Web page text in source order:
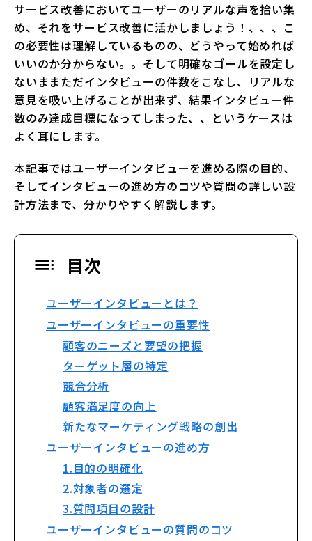
サービス改善においてユーザーのリアルな声を拾い集
め、それをサービス改善に活かしましょう！、、、こ
の必要性は理解しているものの、どうやって始めれば
いいのか分からない。。そして明確なゴールを設定し
ないままただインタビューの件数をこなし、リアルな
意見を吸い上げることが出来ず、結果インタビュー件
数のみ達成目標になってしまった、、というケースは
よく耳にします。
本記事ではユーザーインタビューを進める際の目的、
そしてインタビューの進め方のコツや質問の詳しい設
計方法まで、分かりやすく解説します。
目次
ユーザーインタビューとは？
ユーザーインタビューの重要性
顧客のニーズと要望の把握
ターゲット層の特定
競合分析
顧客満足度の向上
新たなマーケティング戦略の創出
ユーザーインタビューの進め方
1.目的の明確化
2.対象者の選定
3.質問項目の設計
ユーザーインタビューの質問のコツ